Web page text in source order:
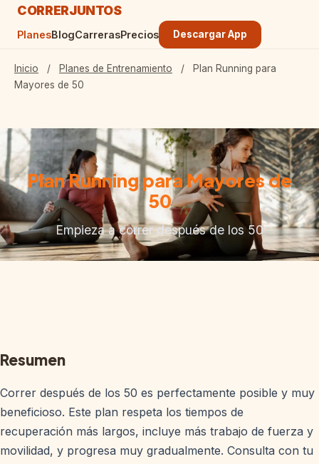
CORRERJUNTOS
PlanesBlogCarrerasPrecios Descargar App
Inicio / Planes de Entrenamiento /
Plan Running para
Mayores de 50
Plan Running para Mayores de
50
Empieza a correr después de los 50
Resumen
Correr después de los 50 es perfectamente posible y muy
beneficioso. Este plan respeta los tiempos de
recuperación más largos, incluye más trabajo de fuerza y
movilidad, y progresa muy gradualmente. Consulta con tu